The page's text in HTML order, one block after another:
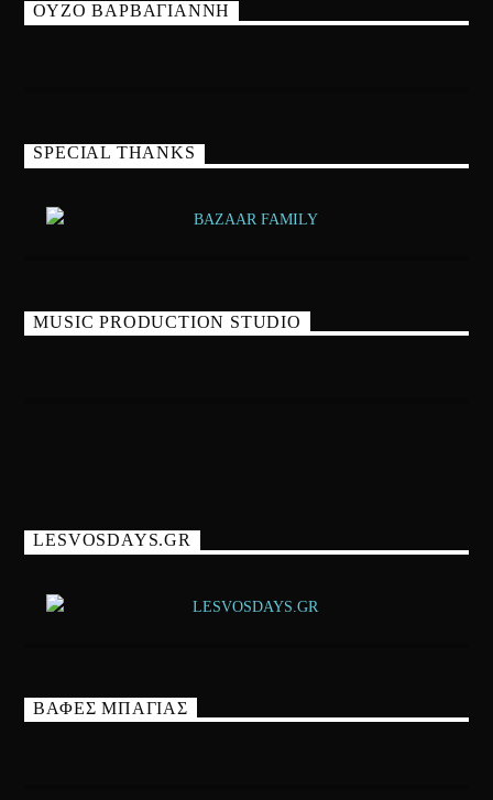
ΟΥΖΟ ΒΑΡΒΑΓΙΑΝΝΗ
SPECIAL THANKS
MUSIC PRODUCTION STUDIO
LESVOSDAYS.GR
ΒΑΦΕΣ ΜΠΑΓΙΑΣ